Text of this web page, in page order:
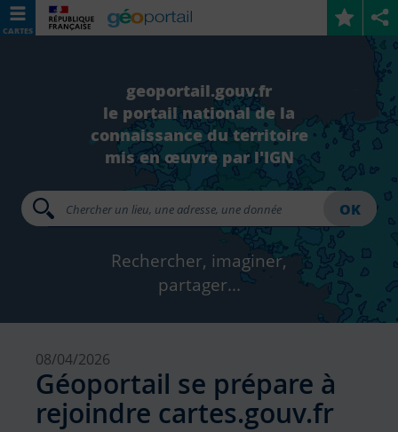
CARTES
geoportail.gouv.fr
le portail national de la
connaissance du territoire
mis en œuvre par l'IGN
OK
Rechercher, imaginer,
partager...
08/04/2026
Géoportail se prépare à
rejoindre cartes.gouv.fr